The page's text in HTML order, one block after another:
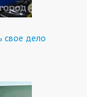
свое дело